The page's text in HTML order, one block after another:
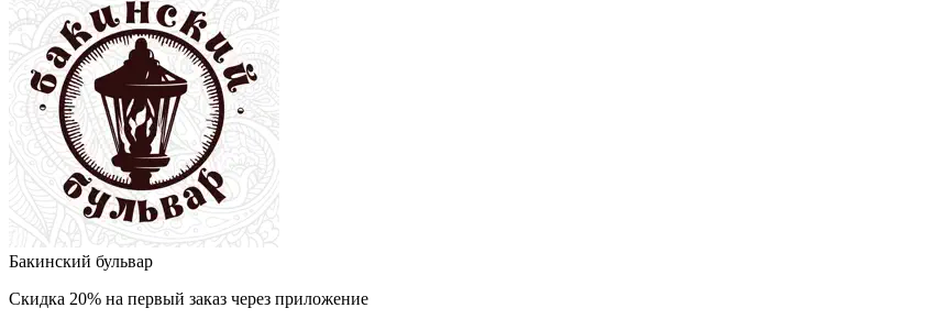
Бакинский бульвар
Скидка 20% на первый заказ через приложение